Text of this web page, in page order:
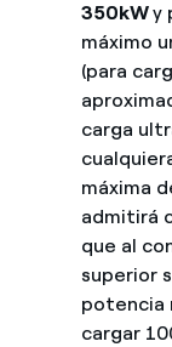
350kWy
máximo
(para
carga
máxima
admitirá
que al
superior
potencia
cargar